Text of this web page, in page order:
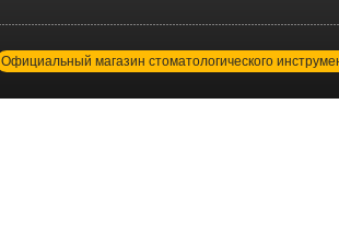
Официальный магазин стоматологического